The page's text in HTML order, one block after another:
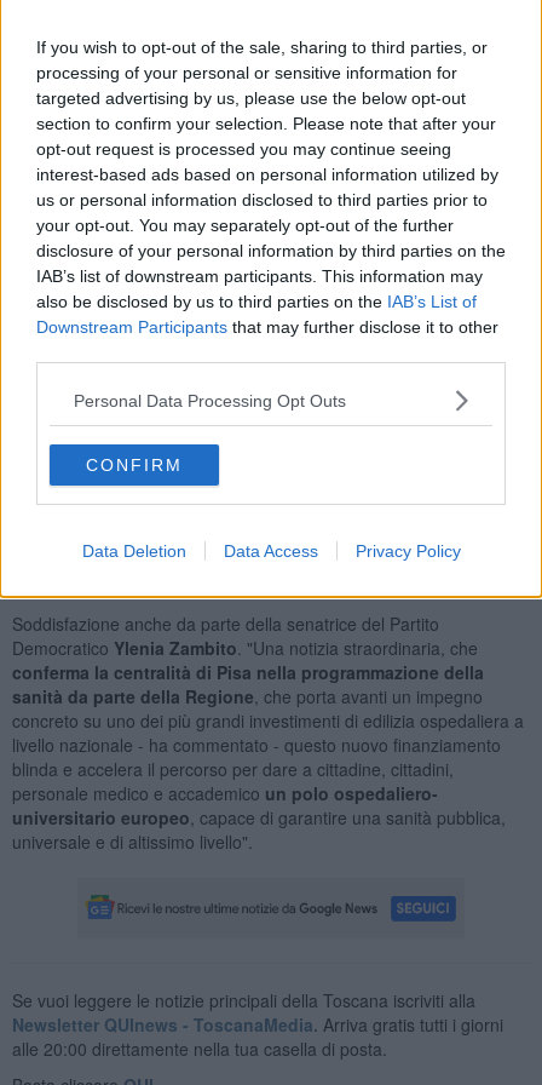
If you wish to opt-out of the sale, sharing to third parties, or
processing of your personal or sensitive information for
targeted advertising by us, please use the below opt-out
section to confirm your selection. Please note that after your
opt-out request is processed you may continue seeing
interest-based ads based on personal information utilized by
us or personal information disclosed to third parties prior to
your opt-out. You may separately opt-out of the further
disclosure of your personal information by third parties on the
IAB’s list of downstream participants. This information may
also be disclosed by us to third parties on the IAB’s List of
Downstream Participants that may further disclose it to other
Personal Data Processing Opt Outs
CONFIRM
Data Deletion Data Access Privacy Policy
"Con questo provvedimento la Regione stanzia ulteriori 20 milioni di
euro per il 2026 perun’opera che è già oltre il 70% di
avanzamento- ha spiegato - parliamo di una delle più grandi
operazioni di riorganizzazione e potenziamento della sanità
pubblica toscana:un’infrastruttura strategica non solo per Pisa,
ma per tutta la Toscana. Il decreto Aiuti del Governo aveva
previsto risorse per questi interventi, ma quelle risorse, a partire da
unatrancheresiduale dell'ultimo trimestre 2024, nonché per tutto il
2025, non sono state ancora rese disponibili, senza pensare che
per le lavorazioni effettuate a partire dall'anno 2026, con Legge
garantito fino al completamento delle opere originariamente
ammesse al finanziamento stesso. E Il rischio, pertanto, era quello
di rallentare o fermare un cantiere fondamentale".
"Per questola Regione ha scelto di intervenire direttamente
con rapidità. È una differenza politica chiara: da una parte c’è
destra che parla di sanità pubblica ma non la finanzia, dall’altra
Soddisfazione anche da parte della senatrice del Partito
Democratico Ylenia Zambito . "Una notizia straordinaria, che
conferma la centralità di Pisa nella programmazione della
sanità da parte della Regione , che porta avanti un impegno
concreto su uno dei più grandi investimenti di edilizia ospedaliera a
livello nazionale - ha commentato - questo nuovo finanziamento
blinda e accelera il percorso per dare a cittadine, cittadini,
personale medico e accademico un polo ospedaliero-
universitario europeo , capace di garantire una sanità pubblica,
universale e di altissimo livello".
Se vuoi leggere le notizie principali della Toscana iscriviti alla
Newsletter QUInews - ToscanaMedia. Arriva gratis tutti i giorni
alle 20:00 direttamente nella tua casella di posta.